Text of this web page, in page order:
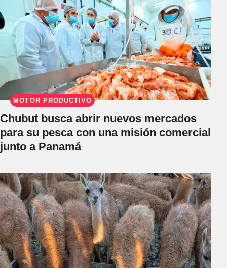
MOTOR PRODUCTIVO
Chubut busca abrir nuevos mercados
para su pesca con una misión comercial
junto a Panamá